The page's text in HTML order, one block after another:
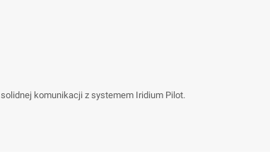
komunikacji z systemem Iridium Pilot.